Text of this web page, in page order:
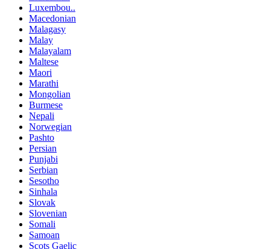
Luxembou..
Macedonian
Malagasy
Malay
Malayalam
Maltese
Maori
Marathi
Mongolian
Burmese
Nepali
Norwegian
Pashto
Persian
Punjabi
Serbian
Sesotho
Sinhala
Slovak
Slovenian
Somali
Samoan
Scots Gaelic